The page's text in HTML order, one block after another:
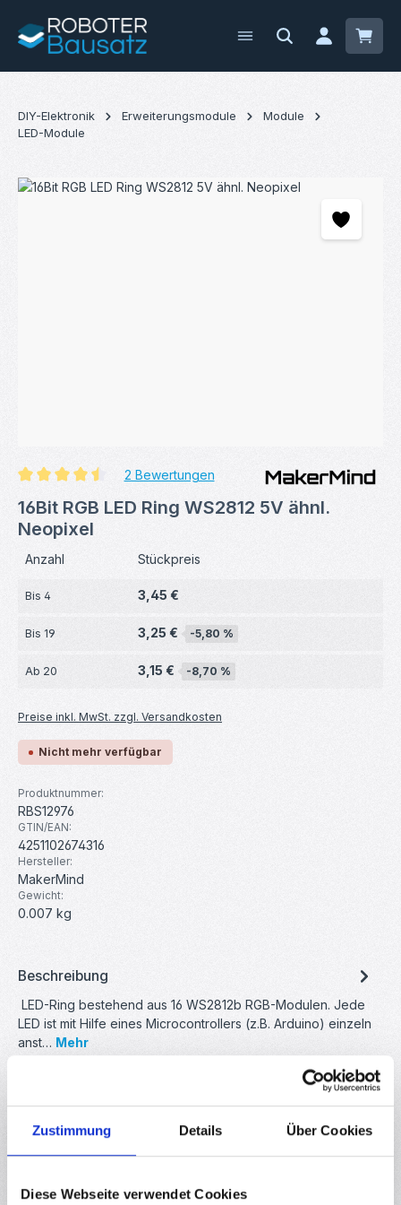
Zustimmung Details Über Cookies
Diese Webseite verwendet Cookies
Zum Hauptinhalt springen
DIY-Elektronik Erweiterungsmodule
Module
LED-Module
Bildergalerie überspringen
2 Bewertungen
16Bit RGB LED Ring WS2812 5V ähnl.
Neopixel
Anzahl Stückpreis
Bis 4 3,45 €
Bis 19 3,25 € -5,80 %
Ab 20 3,15 € -8,70 %
Preise inkl. MwSt. zzgl. Versandkosten
Nicht mehr verfügbar
Produktnummer:
RBS12976
GTIN/EAN:
4251102674316
Hersteller:
MakerMind
Gewicht:
0.007 kg
Beschreibung
LED-Ring bestehend aus 16 WS2812b RGB-Modulen. Jede
LED ist mit Hilfe eines Microcontrollers (z.B. Arduino) einzeln
anst… Mehr
Downloads
Bewertungen